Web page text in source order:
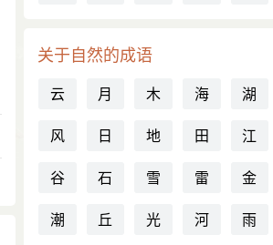
关于自然的成语
云 月 木 海 湖
风
日 地 田 江
谷
石 雪 雷 金
潮
丘 光 河 雨